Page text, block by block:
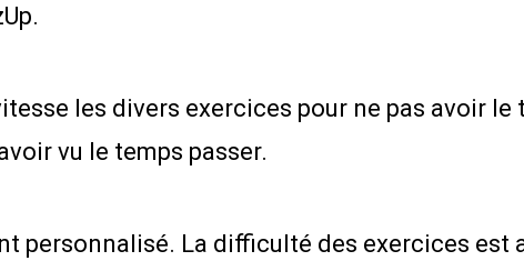
les divers exercices pour ne pas avoir
vu le temps passer.
personnalisé. La difficulté des exercices